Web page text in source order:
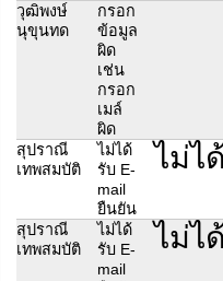
วุฒิพงษ์
นุขุนทด
กรอก
ข้อมูล
ผิด
เช่น
กรอก
เมล์
ผิด
สุปราณี
เทพสมบัติ
ไม่ได้
รับ E-
mail
ยืนยัน
ไม่ไ
สุปราณี
เทพสมบัติ
ไม่ได้
รับ E-
mail
ไม่ไ